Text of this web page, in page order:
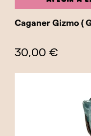
Caganer Gizmo (
30,00 €